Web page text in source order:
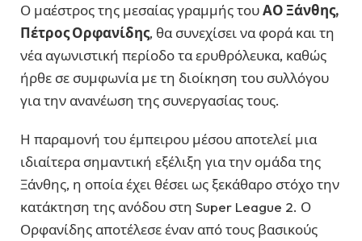
Ο μαέστρος της μεσαίας γραμμής τουΑΟ Ξάνθης,
Πέτρος Ορφανίδης, θα συνεχίσει να φορά και τη
νέα αγωνιστική περίοδο τα ερυθρόλευκα, καθώς
ήρθε σε συμφωνία με τη διοίκηση του συλλόγου
για την ανανέωση της συνεργασίας τους.
Η παραμονή του έμπειρου μέσου αποτελεί μια
ιδιαίτερα σημαντική εξέλιξη για την ομάδα της
Ξάνθης, η οποία έχει θέσει ως ξεκάθαρο στόχο την
κατάκτηση της ανόδου στη Super League 2. Ο
Ορφανίδης αποτέλεσε έναν από τους βασικούς